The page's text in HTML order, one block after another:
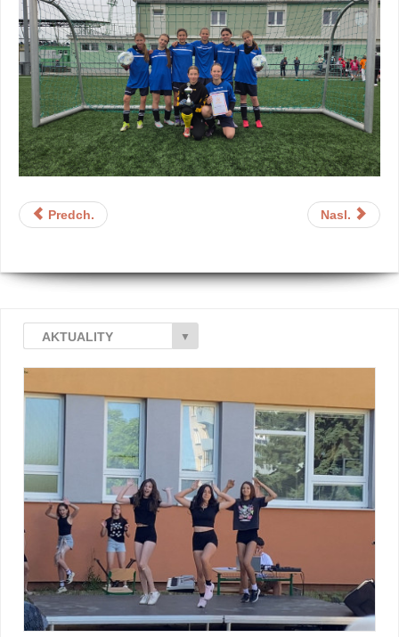
Predch. Nasl.
AKTUALITY ▼